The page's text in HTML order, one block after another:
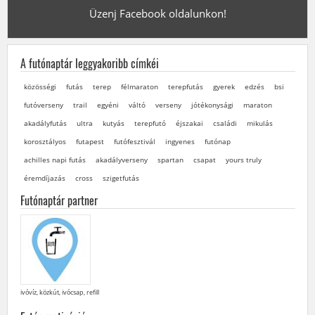
Üzenj Facebook oldalunkon!
A futónaptár leggyakoribb címkéi
közösségi futás terep félmaraton terepfutás gyerek edzés
bsi
futóverseny
trail egyéni váltó verseny jótékonysági
maraton
akadályfutás
ultra kutyás terepfutó éjszakai családi
mikulás
korosztályos
futapest futófesztivál ingyenes
futónap
achilles napi futás
akadályverseny spartan csapat
yours truly
éremdíjazás
cross szigetfutás
Futónaptár partner
ivóvíz, közkút, ivócsap, refill